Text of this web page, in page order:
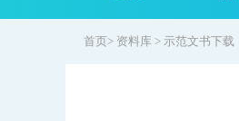
首页> 资料库 > 示范文书下载